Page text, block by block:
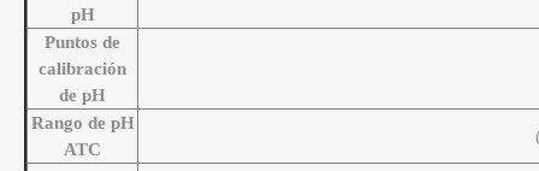
pH
Puntos de
calibración
de pH
Rango de pH
ATC